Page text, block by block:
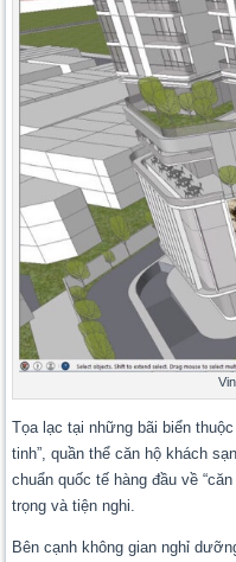
Tọa lạc tại những bãi biển
tinh”, quần thể căn hộ khách sạn
chuẩn quốc tế hàng đầu về
trọng và tiện nghi.
Bên cạnh không gian nghỉ